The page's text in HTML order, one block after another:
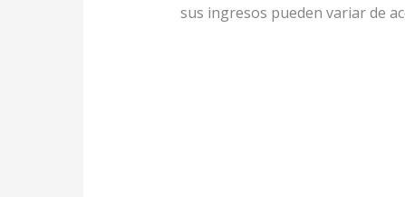
sus ingresos pueden variar de